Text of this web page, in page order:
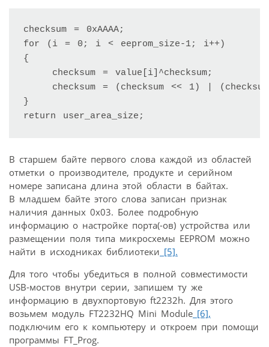
checksum = 0xAAAA;
for (i = 0; i < eeprom_size-1; i++)
{
checksum = value[i]^checksum;
checksum = (checksum << 1) |
}
return user_area_size;
В старшем байте первого слова каждой из областей
отметки о производителе, продукте и серийном
номере записана длина этой области в байтах.
В младшем байте этого слова записан признак
наличия данных 0х03. Более подробную
информацию о настройке порта(-ов) устройства или
размещении поля типа микросхемы EEPROM можно
найти в исходниках библиотеки [5].
Для того чтобы убедиться в полной совместимости
USB-мостов внутри серии, запишем ту же
информацию в двухпортовую ft2232h. Для этого
возьмем модуль FT2232HQ Mini Module [6],
подключим его к компьютеру и откроем при помощи
программы FT_Prog.